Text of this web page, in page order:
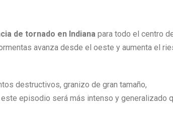
de tornado en Indiana para todo el centro
avanza desde el oeste y aumenta el
destructivos, granizo de gran tamaño,
episodio será más intenso y generalizado